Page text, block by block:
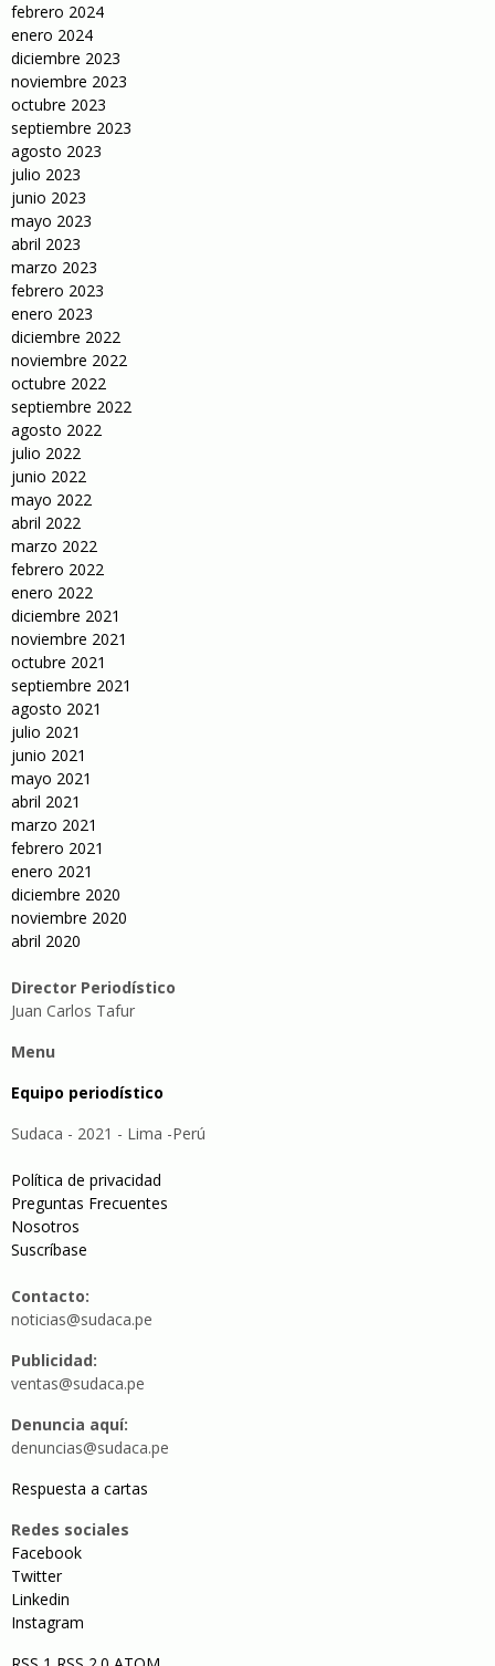
febrero 2024
enero 2024
diciembre 2023
noviembre 2023
octubre 2023
septiembre 2023
agosto 2023
julio 2023
junio 2023
mayo 2023
abril 2023
marzo 2023
febrero 2023
enero 2023
diciembre 2022
noviembre 2022
octubre 2022
septiembre 2022
agosto 2022
julio 2022
junio 2022
mayo 2022
abril 2022
marzo 2022
febrero 2022
enero 2022
diciembre 2021
noviembre 2021
octubre 2021
septiembre 2021
agosto 2021
julio 2021
junio 2021
mayo 2021
abril 2021
marzo 2021
febrero 2021
enero 2021
diciembre 2020
noviembre 2020
abril 2020
Director Periodístico
Juan Carlos Tafur
Menu
Equipo periodístico
Sudaca - 2021 - Lima -Perú
Política de privacidad
Preguntas Frecuentes
Nosotros
Suscríbase
Contacto:
noticias@sudaca.pe
Publicidad:
ventas@sudaca.pe
Denuncia aquí:
denuncias@sudaca.pe
Respuesta a cartas
Redes sociales
Facebook
Twitter
Linkedin
Instagram